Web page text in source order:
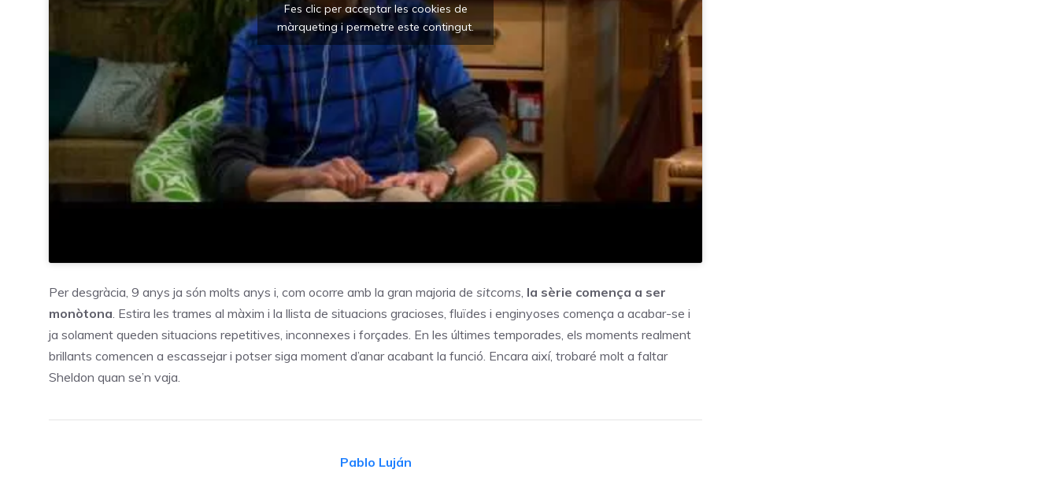
Fes clic per acceptar les cookies de
màrqueting i permetre este contingut.
Per desgràcia, 9 anys ja són molts anys i, com ocorre amb la gran majoria de sitcoms la sèrie comença a ser
monòtona . Estira les trames al màxim i la llista de situacions gracioses, fluïdes i enginyoses comença a acabar-se i
ja solament queden situacions repetitives, inconnexes i forçades. En les últimes temporades, els moments realment
brillants comencen a escassejar i potser siga moment d’anar acabant la funció. Encara així, trobaré molt a faltar
Sheldon quan se’n vaja.
Pablo Luján